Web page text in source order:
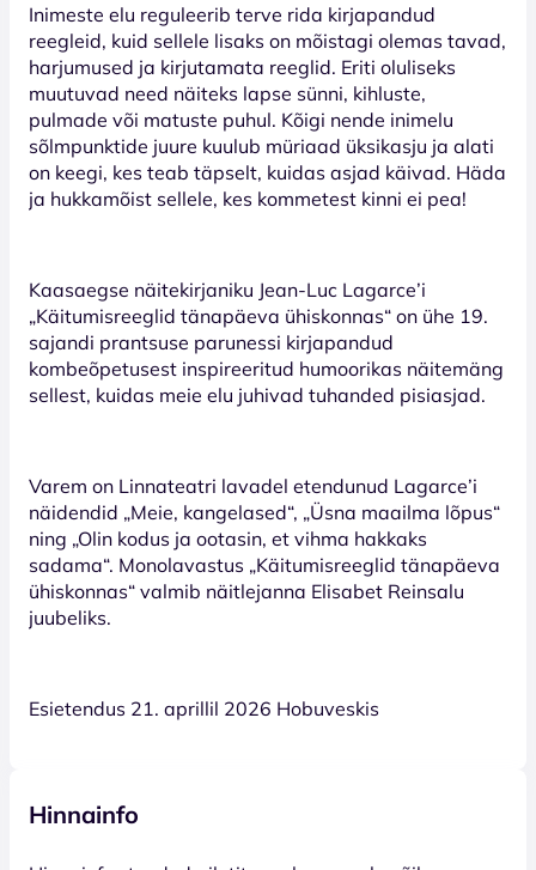
Inimeste elu reguleerib terve rida kirjapandud
reegleid, kuid sellele lisaks on mõistagi olemas tavad,
harjumused ja kirjutamata reeglid. Eriti oluliseks
muutuvad need näiteks lapse sünni, kihluste,
pulmade või matuste puhul. Kõigi nende inimelu
sõlmpunktide juure kuulub müriaad üksikasju ja alati
on keegi, kes teab täpselt, kuidas asjad käivad. Häda
ja hukkamõist sellele, kes kommetest kinni ei pea!
Kaasaegse näitekirjaniku Jean-Luc Lagarce’i
„Käitumisreeglid tänapäeva ühiskonnas“ on ühe 19.
sajandi prantsuse parunessi kirjapandud
kombeõpetusest inspireeritud humoorikas näitemäng
sellest, kuidas meie elu juhivad tuhanded pisiasjad.
Varem on Linnateatri lavadel etendunud Lagarce’i
näidendid „Meie, kangelased“, „Üsna maailma lõpus“
ning „Olin kodus ja ootasin, et vihma hakkaks
sadama“. Monolavastus „Käitumisreeglid tänapäeva
ühiskonnas“ valmib näitlejanna Elisabet Reinsalu
juubeliks.
Esietendus 21. aprillil 2026 Hobuveskis
Hinnainfo